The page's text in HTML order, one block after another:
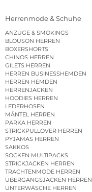
Herrenmode & Schuhe
ANZÜGE & SMOKINGS
BLOUSON HERREN
BOXERSHORTS
CHINOS HERREN
GILETS HERREN
HERREN BUSINESSHEMDEN
HERREN HEMDEN
HERRENJACKEN
HOODIES HERREN
LEDERHOSEN
MÄNTEL HERREN
PARKA HERREN
STRICKPULLOVER HERREN
PYJAMAS HERREN
SAKKOS
SOCKEN MULTIPACKS
STRICKJACKEN HERREN
TRACHTENMODE HERREN
ÜBERGANGSJACKEN HERREN
UNTERWÄSCHE HERREN